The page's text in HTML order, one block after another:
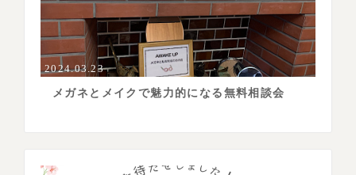
2024.03.23
メガネとメイクで魅力的になる無料相談会